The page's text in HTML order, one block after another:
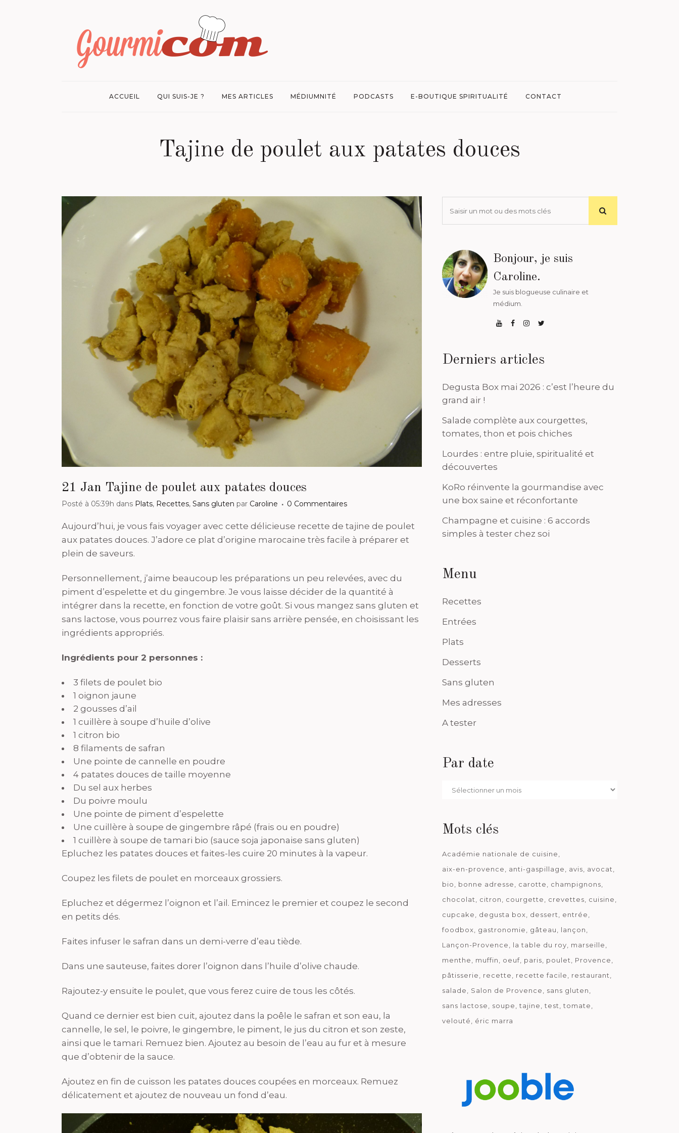
ACCUEIL QUI SUIS-JE ? MES ARTICLES MÉDIUMNITÉ PODCASTS E-BOUTIQUE SPIRITUALITÉ CONTACT
Tajine de poulet aux patates douces
21 Jan Tajine de poulet aux patates douces
Posté à 05:39h dans Plats, Recettes, Sans gluten par Caroline 0 Commentaires
Aujourd’hui, je vous fais voyager avec cette délicieuse recette de tajine de poulet
aux patates douces. J’adore ce plat d’origine marocaine très facile à préparer et
plein de saveurs.
Personnellement, j’aime beaucoup les préparations un peu relevées, avec du
piment d’espelette et du gingembre. Je vous laisse décider de la quantité à
intégrer dans la recette, en fonction de votre goût. Si vous mangez sans gluten et
sans lactose, vous pourrez vous faire plaisir sans arrière pensée, en choisissant les
ingrédients appropriés.
Ingrédients pour 2 personnes :
3 filets de poulet bio
1 oignon jaune
2 gousses d’ail
1 cuillère à soupe d’huile d’olive
1 citron bio
8 filaments de safran
Une pointe de cannelle en poudre
4 patates douces de taille moyenne
Du sel aux herbes
Du poivre moulu
Une pointe de piment d’espelette
Une cuillère à soupe de gingembre râpé (frais ou en poudre)
1 cuillère à soupe de tamari bio (sauce soja japonaise sans gluten)
Epluchez les patates douces et faites-les cuire 20 minutes à la vapeur.
Coupez les filets de poulet en morceaux grossiers.
Epluchez et dégermez l’oignon et l’ail. Emincez le premier et coupez le second
en petits dés.
Faites infuser le safran dans un demi-verre d’eau tiède.
Dans une sauteuse, faites dorer l’oignon dans l’huile d’olive chaude.
Rajoutez-y ensuite le poulet, que vous ferez cuire de tous les côtés.
Quand ce dernier est bien cuit, ajoutez dans la poêle le safran et son eau, la
cannelle, le sel, le poivre, le gingembre, le piment, le jus du citron et son zeste,
ainsi que le tamari. Remuez bien. Ajoutez au besoin de l’eau au fur et à mesure
que d’obtenir de la sauce.
Ajoutez en fin de cuisson les patates douces coupées en morceaux. Remuez
délicatement et ajoutez de nouveau un fond d’eau.
Bonjour, je suis
Caroline.
Je suis blogueuse culinaire et
médium.
Derniers articles
Degusta Box mai 2026 : c’est l’heure du
grand air !
Salade complète aux courgettes,
tomates, thon et pois chiches
Lourdes : entre pluie, spiritualité et
découvertes
KoRo réinvente la gourmandise avec
une box saine et réconfortante
Champagne et cuisine : 6 accords
simples à tester chez soi
Menu
Recettes
Entrées
Plats
Desserts
Sans gluten
Mes adresses
A tester
Par date
Par
Mots clés
Académie nationale de cuisine
aix-en-provence
anti-gaspillage avis
avocat
bio
bonne adresse carotte
champignons
chocolat
citron courgette crevettes
cuisine
cupcake
degusta box dessert
entrée
foodbox
gastronomie gâteau
lançon
Lançon-Provence
la table du roy
marseille
menthe
muffin oeuf paris poulet
Provence
pâtisserie
recette recette facile
restaurant
salade
Salon de Provence
sans gluten
sans lactose
soupe tajine test
tomate
velouté
éric marra